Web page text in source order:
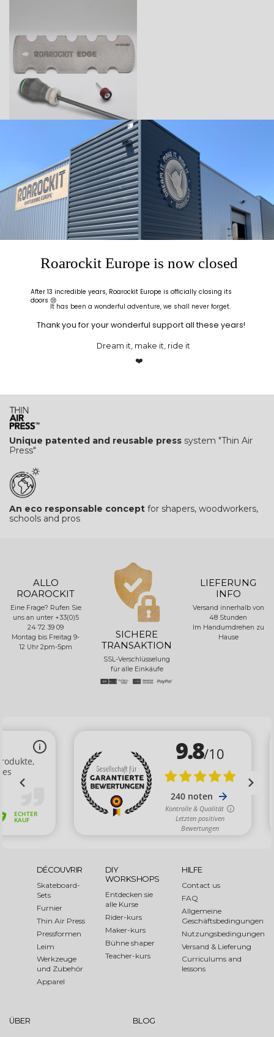
Nicht auf Lager
Werkzeuge und Zubehör
Polierer
35,00 €
Filter entfernen
certified SFI with volume
discounts
Unique patented and reusable press system "Thin Air
Press"
An eco responsable concept for shapers, woodworkers,
schools and pros
ALLO
ROAROCKIT
Eine Frage? Rufen Sie
uns an unter +33(0)5
24 72 39 09
Montag bis Freitag 9-
12 Uhr 2pm-5pm
SICHERE
TRANSAKTION
SSL-Verschlüsselung
für alle Einkäufe
LIEFERUNG
INFO
Versand innerhalb von
48 Stunden
Im Handumdrehen zu
Hause
DÉCOUVRIR
Skateboard-
Sets
Furnier
Thin Air Press
Pressformen
Leim
Werkzeuge
und Zubehör
Apparel
DIY
WORKSHOPS
Entdecken sie
alle Kurse
Rider-kurs
Maker-kurs
Bühne shaper
Teacher-kurs
HILFE
Contact us
FAQ
Allgemeine
Geschäftsbedingungen
Nutzungsbedingungen
Versand & Lieferung
Curriculums and
lessons
ÜBER
BLOG
Roarockit Europe is now closed
After 13 incredible years, Roarockit Europe is officially closing its
doors 😢
Thank you for your wonderful support all these years!
❤️
It has been a wonderful adventure, we shall never forget.
Dream it, make it, ride it